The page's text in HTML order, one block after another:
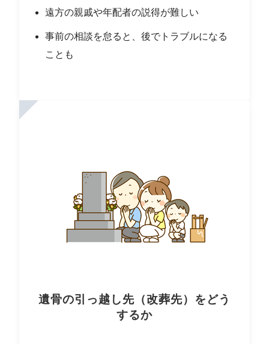
遠方の親戚や年配者の説得が難しい
事前の相談を怠ると、後でトラブルになる
ことも
遺骨の引っ越し先（改葬先）をどう
するか